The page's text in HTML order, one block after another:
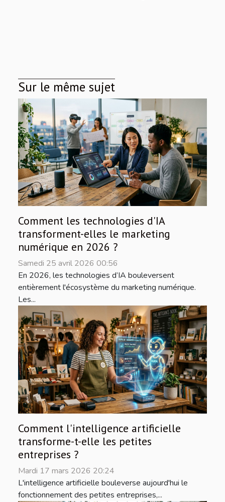
Sur le même sujet
Comment les technologies d'IA
transforment-elles le marketing
numérique en 2026 ?
Samedi 25 avril 2026 00:56
En 2026, les technologies d’IA bouleversent
entièrement l'écosystème du marketing numérique.
Les...
Comment l'intelligence artificielle
transforme-t-elle les petites
entreprises ?
Mardi 17 mars 2026 20:24
L'intelligence artificielle bouleverse aujourd'hui le
fonctionnement des petites entreprises,...